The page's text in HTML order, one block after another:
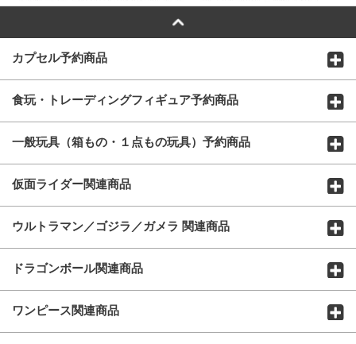
カプセル予約商品
食玩・トレーディングフィギュア予約商品
一般玩具（箱もの・１点もの玩具）予約商品
仮面ライダー関連商品
ウルトラマン／ゴジラ／ガメラ 関連商品
ドラゴンボール関連商品
ワンピース関連商品